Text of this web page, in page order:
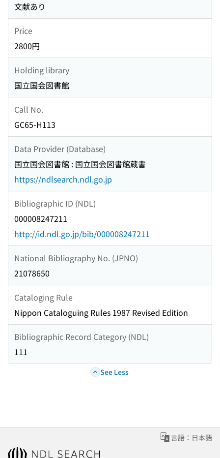
文献あり
Price
2800円
Holding library
国立国会図書館
Call No.
GC65-H113
Data Provider (Database)
国立国会図書館 : 国立国会図書館蔵書
https://ndlsearch.ndl.go.jp
Bibliographic ID (NDL)
000008247211
http://id.ndl.go.jp/bib/000008247211
National Bibliography No. (JPNO)
21078650
Cataloging Rule
Nippon Cataloguing Rules 1987 Revised Edition
Bibliographic Record Category (NDL)
111
See Less
言語：日本語